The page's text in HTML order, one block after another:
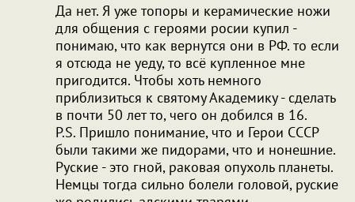
Да нет. Я уже топоры и керамические ножи
для общения с героями росии купил -
понимаю, что как вернутся они в РФ. то если
я отсюда не уеду, то всё купленное мне
пригодится. Чтобы хоть немного
приблизиться к святому Академику - сделать
в почти 50 лет то, чего он добился в 16.
P.S. Пришло понимание, что и Герои СССР
были такими же пидорами, что и нонешние.
Руские - это гной, раковая опухоль планеты.
Немцы тогда сильно болели головой, руские